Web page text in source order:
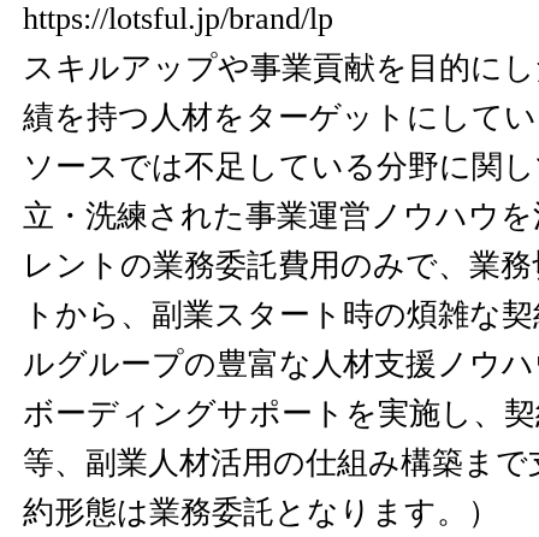
https://lotsful.jp/brand/lp
スキルアップや事業貢献を目的に
績を持つ人材をターゲットにして
ソースでは不足している分野に関
立・洗練された事業運営ノウハウ
レントの業務委託費用のみで、業
トから、副業スタート時の煩雑な
ルグループの豊富な人材支援ノウ
ボーディングサポートを実施し、
等、副業人材活用の仕組み構築ま
約形態は業務委託となります。）